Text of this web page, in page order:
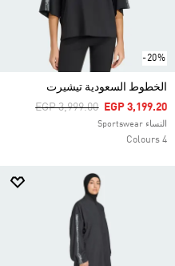
-20%
الخطوط السعودية تيشيرت
Price Reduced From
EGP 3,999.00ToEGP 3,199.20
النساء Sportswear
4 Colours